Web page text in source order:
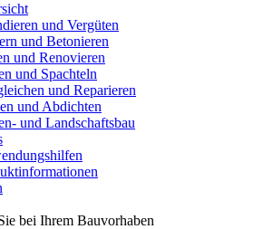
und Vergüten
und Betonieren
und Renovieren
und Spachteln
und Reparieren
und Abdichten
und Landschaftsbau
bei Ihrem Bauvorhaben